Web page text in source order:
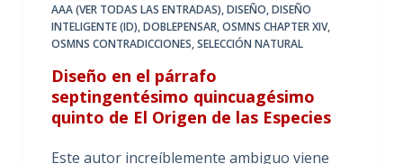
AAA (VER TODAS LAS ENTRADAS),DISEÑO,DISEÑO
INTELIGENTE (ID),DOBLEPENSAR,OSMNS CHAPTER XIV,
OSMNS CONTRADICCIONES,SELECCIÓN NATURAL
Diseño en el párrafo
septingentésimo quincuagésimo
quinto de El Origen de las Especies
Este autor increíblemente ambiguo viene